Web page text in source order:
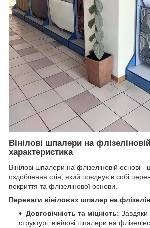
Вінілові шпалери на
характеристика
Вінілові шпалери на флізеліновій основі
оздоблення стін, який поєднує в собі
покриття та флізелінової основи.
Переваги вінілових шпалер на
Довговічність та міцність: Завдяки
структурі, вінілові шпалери на